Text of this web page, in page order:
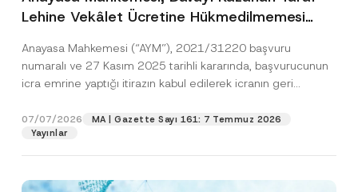
Lehine Vekâlet Ücretine Hükmedilmemesi
Edildiğine Karar Verdi
Anayasa Mahkemesi (“AYM”), 2021/31220 başvuru
numaralı ve 27 Kasım 2025 tarihli kararında, başvurucunun
icra emrine yaptığı itirazın kabul edilerek icranın geri
07/07/2026
MA | Gazette Sayı 161: 7 Temmuz 2026
Yayınlar